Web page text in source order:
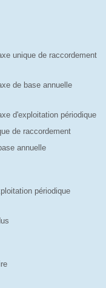
unique de raccordement
de base annuelle
d'exploitation périodique
de raccordement
annuelle
périodique